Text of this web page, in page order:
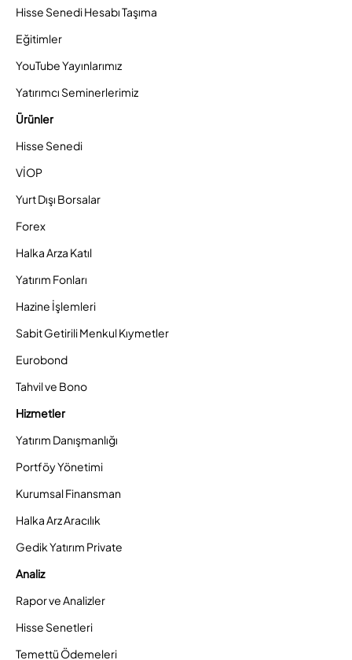
Hisse Senedi Hesabı Taşıma
Eğitimler
YouTube Yayınlarımız
Yatırımcı Seminerlerimiz
Ürünler
Hisse Senedi
VİOP
Yurt Dışı Borsalar
Forex
Halka Arza Katıl
Yatırım Fonları
Hazine İşlemleri
Sabit Getirili Menkul Kıymetler
Eurobond
Tahvil ve Bono
Hizmetler
Yatırım Danışmanlığı
Portföy Yönetimi
Kurumsal Finansman
Halka Arz Aracılık
Gedik Yatırım Private
Analiz
Rapor ve Analizler
Hisse Senetleri
Temettü Ödemeleri